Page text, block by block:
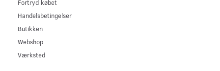
Fortryd købet
Handelsbetingelser
Butikken
Webshop
Værksted